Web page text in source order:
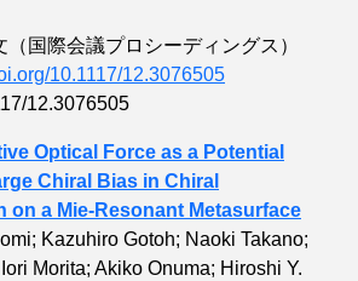
（国際会議プロシーディングス）
10.1117/12.3076505
12.3076505
Optical Force as a Potential
Chiral Bias in Chiral
on a Mie-Resonant Metasurface
Kazuhiro Gotoh; Naoki Takano;
Morita; Akiko Onuma; Hiroshi Y.